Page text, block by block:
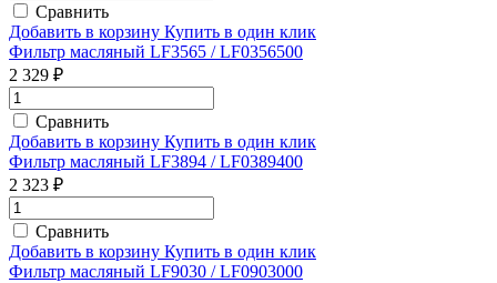
Сравнить
Добавить в корзину Купить в один клик
Фильтр масляный LF3565 / LF0356500
2 329 ₽
Сравнить
Добавить в корзину Купить в один клик
Фильтр масляный LF3894 / LF0389400
2 323 ₽
Сравнить
Добавить в корзину Купить в один клик
Фильтр масляный LF9030 / LF0903000